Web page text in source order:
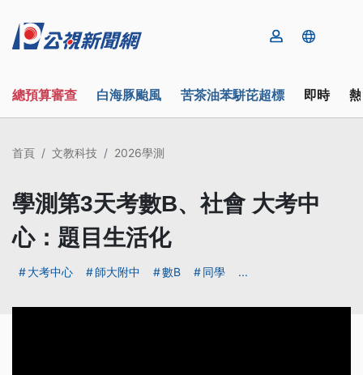
總預算審查 白海豚颱風 苦茶油苯駢芘超標 即時
首頁 文教科技 2026學測
學測第3天考數B、社會 大考中
心：題目生活化
大考中心 師大附中 數B 同學 ...